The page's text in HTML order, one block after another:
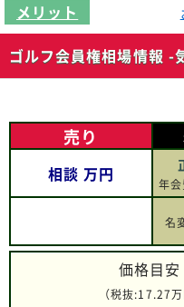
メリット
ゴルフ会員権相場情報 -
売り
相談 万円 年
名
価格目安
（税抜:17.27